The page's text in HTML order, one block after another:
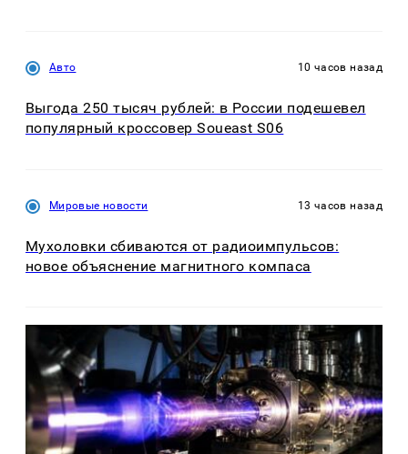
Авто 10 часов назад
Выгода 250 тысяч рублей: в России подешевел
популярный кроссовер Soueast S06
Мировые новости 13 часов назад
Мухоловки сбиваются от радиоимпульсов:
новое объяснение магнитного компаса